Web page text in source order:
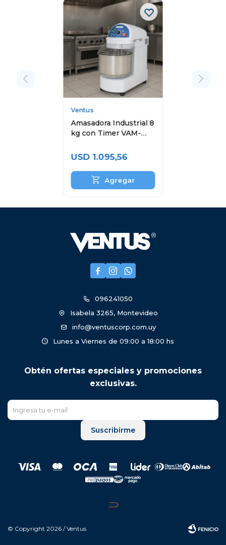
Ventus
Amasadora Industrial 8
kg con Timer VAM-
USD 1.095,56
  
096241050
Isabela 3265, Montevideo
info@ventuscorp.com.uy
Lunes a Viernes de 09:00 a 18:00 hs
Obtén ofertas especiales y promociones
exclusivas.
Suscribirme
© Copyright 2026 / Ventus